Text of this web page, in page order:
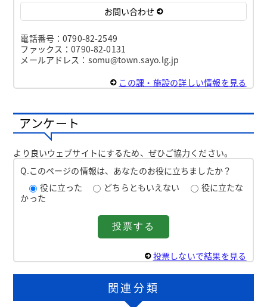
お問い合わせ
電話番号：0790-82-2549
ファックス：0790-82-0131
メールアドレス：somu@town.sayo.lg.jp
この課・施設の詳しい情報を見る
アンケート
より良いウェブサイトにするため、ぜひご協力ください。
Q.このページの情報は、あなたのお役に立ちましたか？
役に立った
どちらともいえない
役に立たな
かった
投票しないで結果を見る
関連分類